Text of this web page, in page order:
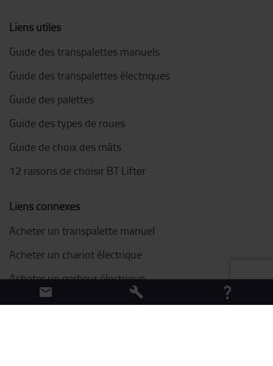
Liens utiles
Guide des transpalettes manuels
Guide des transpalettes électriques
Guide des palettes
Guide des types de roues
Guide de choix des mâts
12 raisons de choisir BT Lifter
Liens connexes
Acheter un transpalette manuel
Acheter un chariot électrique
Acheter un gerbeur électrique
Aller sur le site Toyota Material Handling